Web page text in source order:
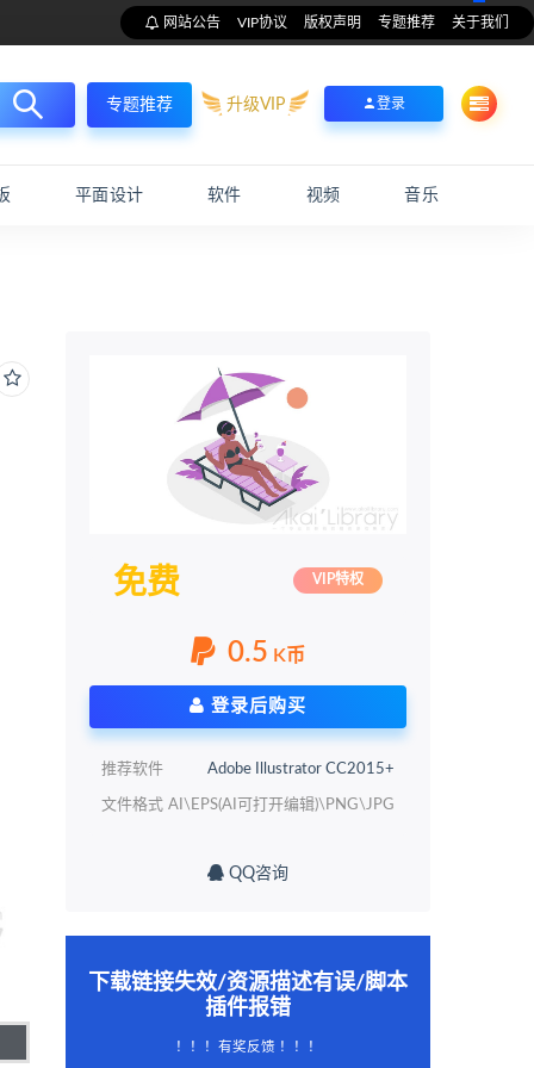
网站公告 VIP协议 版权声明 专题推荐 关于我们
专题推荐 升级VIP 登录
平面设计 软件 视频 音乐
免费 VIP特权
0.5 K币
登录后购买
推荐软件 Adobe Illustrator CC2015+
文件格式 AI\EPS(AI可打开编辑)\PNG\JPG
QQ咨询
下载链接失效/资源描述有误/脚本
插件报错
！！！有奖反馈 ！！！